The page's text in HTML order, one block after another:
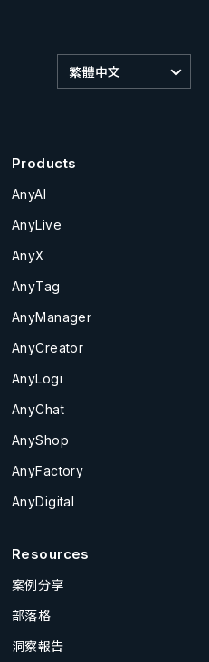
繁體中文
Products
AnyAI
AnyLive
AnyX
AnyTag
AnyManager
AnyCreator
AnyLogi
AnyChat
AnyShop
AnyFactory
AnyDigital
Resources
案例分享
部落格
洞察報告